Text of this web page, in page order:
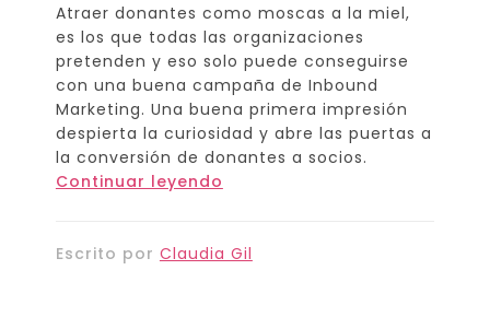
Atraer donantes como moscas a la miel,
es los que todas las organizaciones
pretenden y eso solo puede conseguirse
con una buena campaña de Inbound
Marketing. Una buena primera impresión
despierta la curiosidad y abre las puertas a
la conversión de donantes a socios.
Continuar leyendo
Escrito por Claudia Gil